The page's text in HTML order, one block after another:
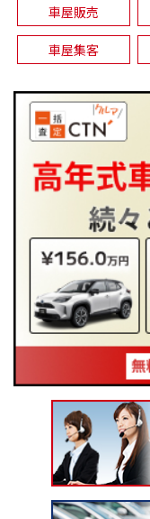
車屋販売
車屋集客